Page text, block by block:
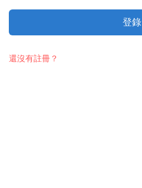
登錄
還沒有註冊？